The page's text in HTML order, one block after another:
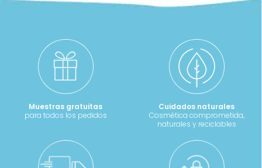
Muestras gratuitas
para todos los pedidos
Cuidados naturales
Cosmética comprometida,
naturales y reciclables